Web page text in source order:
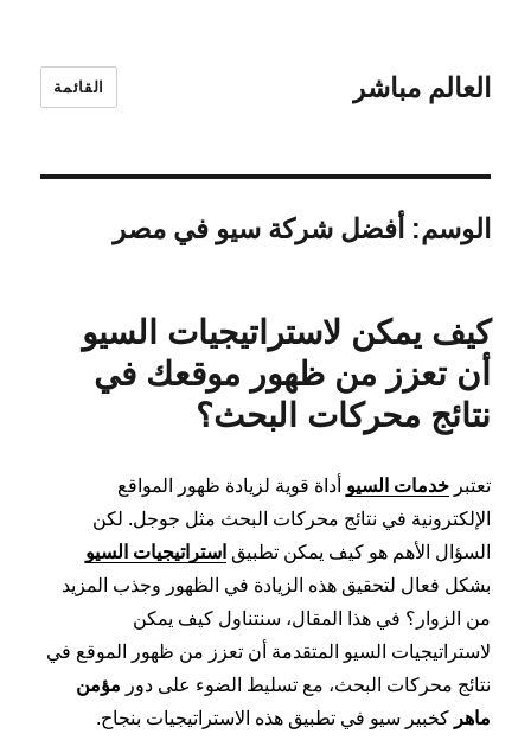
العالم مباشر القائمة
الوسم: أفضل شركة سيو في مصر
كيف يمكن لاستراتيجيات السيو
أن تعزز من ظهور موقعك في
نتائج محركات البحث؟
تعتبرخدمات السيو أداة قوية لزيادة ظهور المواقع
الإلكترونية في نتائج محركات البحث مثل جوجل. لكن
السؤال الأهم هو كيف يمكن تطبيق استراتيجيات السيو
بشكل فعال لتحقيق هذه الزيادة في الظهور وجذب المزيد
من الزوار؟ في هذا المقال، سنتناول كيف يمكن
لاستراتيجيات السيو المتقدمة أن تعزز من ظهور الموقع في
نتائج محركات البحث، مع تسليط الضوء على دور مؤمن
ماهر كخبير سيو في تطبيق هذه الاستراتيجيات بنجاح.